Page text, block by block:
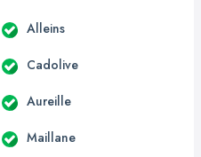
Alleins
Cadolive
Aureille
Maillane